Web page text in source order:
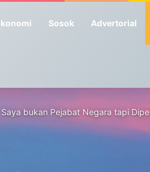
Sosok Advertorial
bukan Pejabat Negara tapi